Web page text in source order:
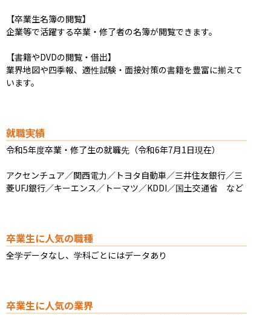
【卒業生名簿の閲覧】
企業等で活躍する卒業・修了者の名簿が閲覧できます。
【書籍やDVDの閲覧・借出】
業界地図や四季報、適性試験・面接対策の書籍を豊富に揃えて
います。
就職実績
令和5年度卒業・修了生の就職先（令和6年7月1日現在）
アクセンチュア／関西電力／トヨタ自動車／三井住友銀行／三
菱UFJ銀行／キーエンス／トーマツ／KDDI／国土交通省　など
卒業生に人気の職種
全学データなし、学科ごとにはデータあり
卒業生に人気の業界